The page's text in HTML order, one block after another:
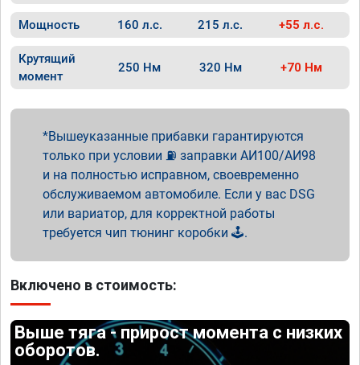
Мощность 160 л.с. 215 л.с. +55 л.с.
Крутящий
момент
250 Нм 320 Нм +70 Нм
Вышеуказанные прибавки гарантируются
только при условии ⛽ заправки АИ100/АИ98
и на полностью исправном, своевременно
обслуживаемом автомобиле. Если у вас DSG
или вариатор, для корректной работы
требуется чип тюнинг коробки 🕹️.
Включено в стоимость:
Выше тяга - прирост момента с низких
оборотов.